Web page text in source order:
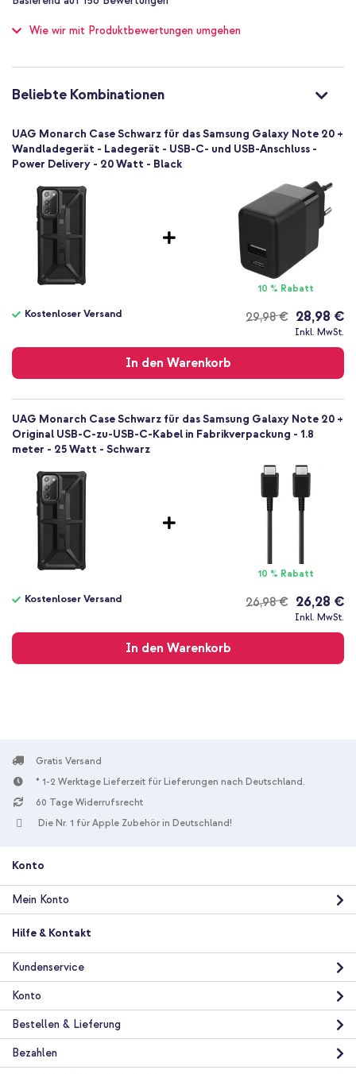
Schutz? Dann bestelle das Monarch Backcover!
Nein
Nein
812451035544
212191114040
Schwarz
Kunststoff
Kein
149
Smartphone
Hülle
Wie wir mit Produktbewertungen umgehen
Beliebte Kombinationen
UAG Monarch Case Schwarz für das Samsung Galaxy Note 20 +
Wandladegerät - Ladegerät - USB-C- und USB-Anschluss -
Power Delivery - 20 Watt - Black
10 % Rabatt
29,98 €
Kostenloser Versand 28,98 €
Inkl. MwSt.
In den Warenkorb
Versand
UAG Monarch Case Schwarz für das Samsung Galaxy Note 20 +
Original USB-C-zu-USB-C-Kabel in Fabrikverpackung - 1.8
meter - 25 Watt - Schwarz
10 % Rabatt
26,98 €
Kostenloser Versand 26,28 €
Inkl. MwSt.
In den Warenkorb
Versand
Gratis Versand
* 1-2 Werktage Lieferzeit für Lieferungen nach Deutschland.
60 Tage Widerrufsrecht
Die Nr. 1 für Apple Zubehör in Deutschland!
Konto
Mein Konto
Hilfe & Kontakt
Kundenservice
Konto
Bestellen & Lieferung
Bezahlen